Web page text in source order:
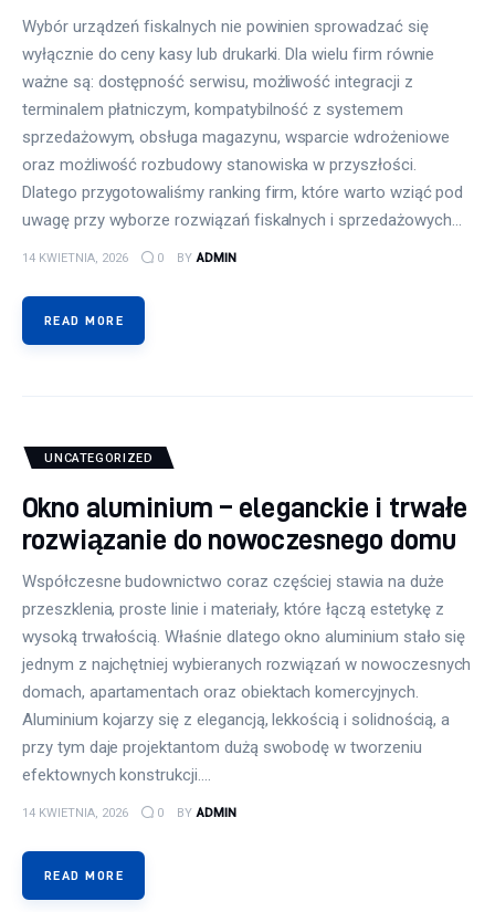
Wybór urządzeń fiskalnych nie powinien sprowadzać się
wyłącznie do ceny kasy lub drukarki. Dla wielu firm równie
ważne są: dostępność serwisu, możliwość integracji z
terminalem płatniczym, kompatybilność z systemem
sprzedażowym, obsługa magazynu, wsparcie wdrożeniowe
oraz możliwość rozbudowy stanowiska w przyszłości.
Dlatego przygotowaliśmy ranking firm, które warto wziąć pod
uwagę przy wyborze rozwiązań fiskalnych i sprzedażowych…
14 KWIETNIA, 2026 0 BY ADMIN
READ MORE
UNCATEGORIZED
Okno aluminium – eleganckie i trwałe
rozwiązanie do nowoczesnego domu
Współczesne budownictwo coraz częściej stawia na duże
przeszklenia, proste linie i materiały, które łączą estetykę z
wysoką trwałością. Właśnie dlatego okno aluminium stało się
jednym z najchętniej wybieranych rozwiązań w nowoczesnych
domach, apartamentach oraz obiektach komercyjnych.
Aluminium kojarzy się z elegancją, lekkością i solidnością, a
przy tym daje projektantom dużą swobodę w tworzeniu
efektownych konstrukcji.…
14 KWIETNIA, 2026 0 BY ADMIN
READ MORE